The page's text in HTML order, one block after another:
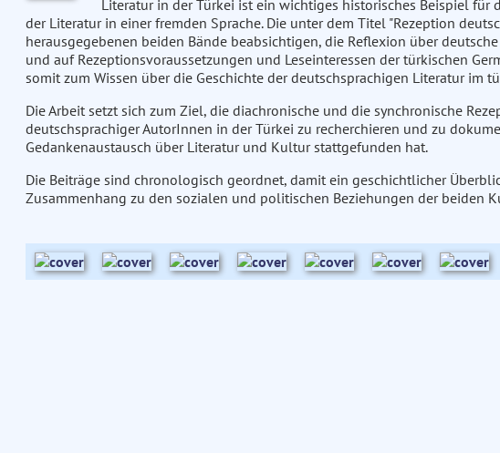
Literatur in der Türkei ist ein wichtiges historisches Beispiel für
der Literatur in einer fremden Sprache. Die unter dem Titel "Rezeption
herausgegebenen beiden Bände beabsichtigen, die Reflexion über
und auf Rezeptionsvoraussetzungen und Leseinteressen der türkischen
somit zum Wissen über die Geschichte der deutschsprachigen Literatur im
Die Arbeit setzt sich zum Ziel, die diachronische und die synchronische
deutschsprachiger AutorInnen in der Türkei zu recherchieren und zu
Gedankenaustausch über Literatur und Kultur stattgefunden hat.
Die Beiträge sind chronologisch geordnet, damit ein geschichtlicher
Zusammenhang zu den sozialen und politischen Beziehungen der beiden